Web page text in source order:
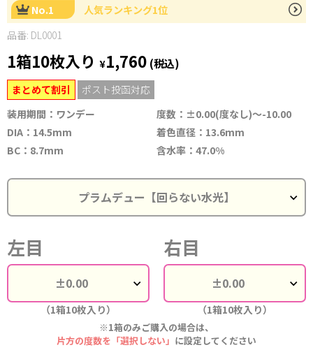
No.1 人気ランキング1位
品番: DL0001
1箱10枚入り ¥1,760 (税込)
まとめて割引
ポスト投函対応
装用期間：ワンデー
度数：±0.00(度なし)～-10.00
DIA：14.5mm
着色直径：13.6mm
BC：8.7mm
含水率：47.0%
左目
（1箱10枚入り）
右目
（1箱10枚入り）
※1箱のみご購入の場合は、
片方の度数を「選択しない」 に設定してください